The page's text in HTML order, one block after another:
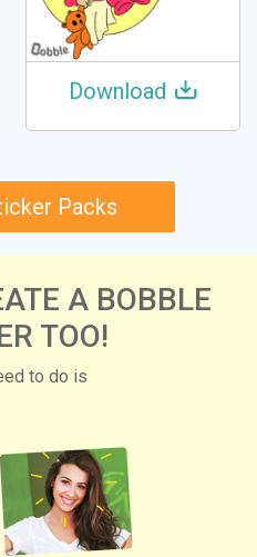
Download
Packs
A BOBBLE
TOO!
to do is